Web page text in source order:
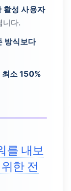
활성 사용자
니다.
방식보다
최소 150%
를 내보
한 전